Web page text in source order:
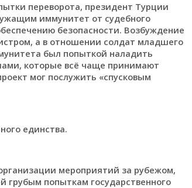
переворота, президент Турции
иммунитет от судебного
безопасности. Возбуждение
а в отношении солдат младшего
был попыткой наладить
которые всё чаще принимают
мог послужить «спусковым
единства.
мероприятий за рубежом,
грубым попыткам государственного